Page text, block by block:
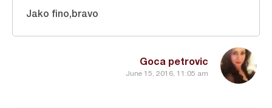
Goca petrovic
June 15, 2016, 11:05 am
Jako fino,bravo